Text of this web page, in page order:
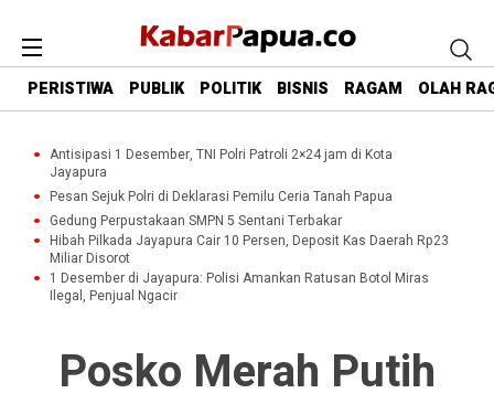
PERISTIWA PUBLIK POLITIK BISNIS RAGAM OLAH
Antisipasi 1 Desember, TNI Polri Patroli 2×24 jam di Kota
Jayapura
Pesan Sejuk Polri di Deklarasi Pemilu Ceria Tanah Papua
Gedung Perpustakaan SMPN 5 Sentani Terbakar
Hibah Pilkada Jayapura Cair 10 Persen, Deposit Kas Daerah Rp23
Miliar Disorot
1 Desember di Jayapura: Polisi Amankan Ratusan Botol Miras
Ilegal, Penjual Ngacir
Posko Merah Putih